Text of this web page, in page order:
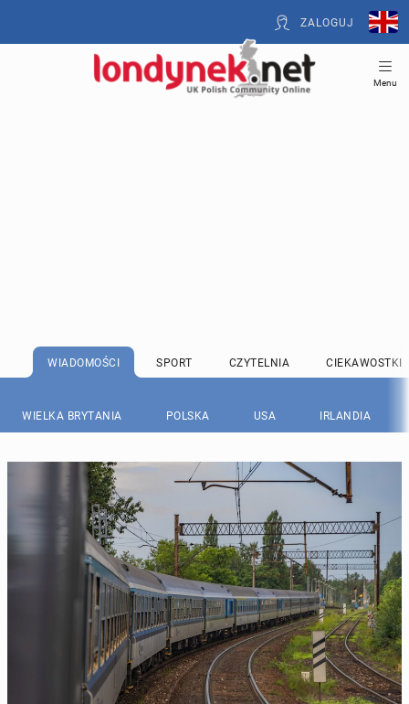
ZALOGUJ
Menu
WIADOMOŚCI SPORT CZYTELNIA CIEKAWOSTKI
WIELKA BRYTANIA POLSKA USA IRLANDIA